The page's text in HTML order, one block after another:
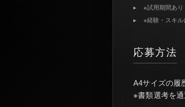
※試用期間あり
※経験・スキ
応募方法
A4サイズの履
※書類選考を